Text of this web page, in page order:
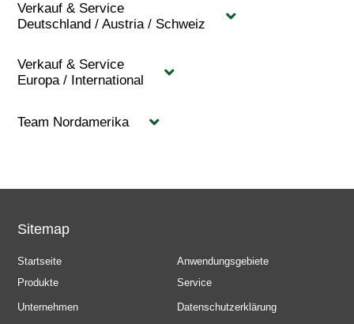
Verkauf & Service
Deutschland / Austria / Schweiz
Verkauf & Service
Europa / International
Team Nordamerika
Sitemap
Startseite
Produkte
Anwendungsgebiete
Service
Unternehmen
Datenschutzerklärung